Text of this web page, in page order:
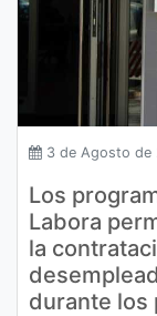
3 de Agosto de
Los
Labora
la
durante los